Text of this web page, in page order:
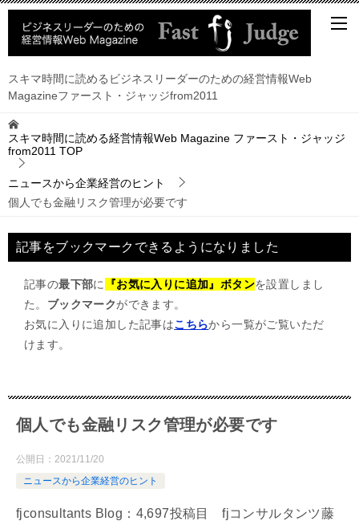
スキマ時間に読めるビジネスリーダーのための経営情報Web
Magazineファースト・ジャッジfrom2011
スキマ時間に読める経営情報Web Magazine ファースト・ジャッジ
from2011 TOP
ニュースから企業経営のヒント
個人でも金融リスク管理が必要です
記事をブックマークできるようになりました
記事の最下部に 『お気に入りに追加』ボタンを設置しまし
た。 ブックマークができます。
お気に入りに追加した記事はこちらから一覧がご覧いただ
けます。
個人でも金融リスク管理が必要です
公開日： 2021/11/20
ニュースから企業経営のヒント
fjconsultants Blog：4,697投稿目 fjコンサルタンツ藤